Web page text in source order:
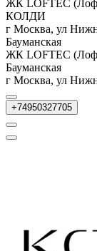
ЖК LOFTEC
КОЛДИ
г Москва, ул
Бауманская
ЖК LOFTEC
Бауманская
г Москва, ул
+74950327705